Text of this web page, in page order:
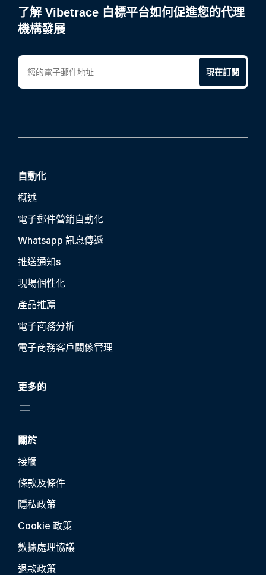
了解 Vibetrace 白標平台如何促進您的代理
機構發展
現在訂閱
自動化
概述
電子郵件營銷自動化
Whatsapp 訊息傳遞
推送通知s
現場個性化
產品推薦
電子商務分析
電子商務客戶關係管理
更多的
關於
接觸
條款及條件
隱私政策
Cookie 政策
數據處理協議
退款政策